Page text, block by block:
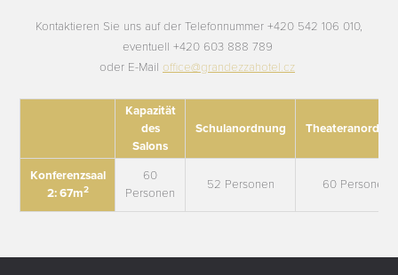
Kontaktieren Sie uns auf der Telefonnummer +420 542 106 010,
eventuell +420 603 888 789
oder E-Mail office@grandezzahotel.cz
Kapazität
des
Salons
Schulanordnung
Konferenzsaal
2: 67m2
60
Personen
52 Personen 60 Personen